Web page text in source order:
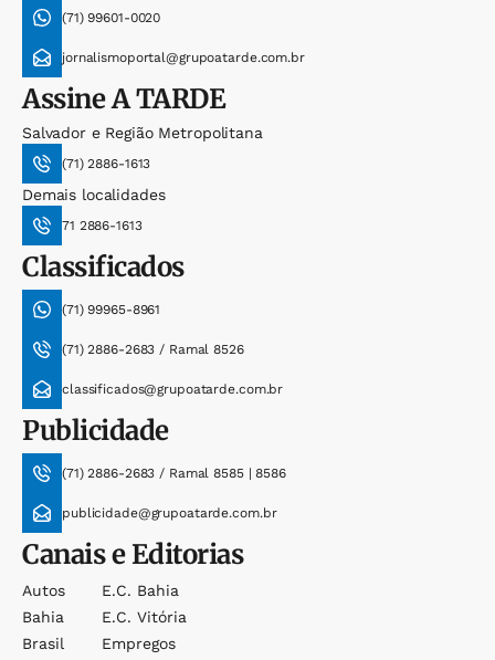
(71) 99601-0020
jornalismoportal@grupoatarde.com.br
AssineA TARDE
Salvador e Região Metropolitana
(71) 2886-1613
Demais localidades
71 2886-1613
Classificados
(71) 99965-8961
(71) 2886-2683 / Ramal 8526
classificados@grupoatarde.com.br
Publicidade
(71) 2886-2683 / Ramal 8585 | 8586
publicidade@grupoatarde.com.br
Canais e Editorias
Autos
Bahia
Brasil
E.c. Bahia
E.c. Vitória
Empregos